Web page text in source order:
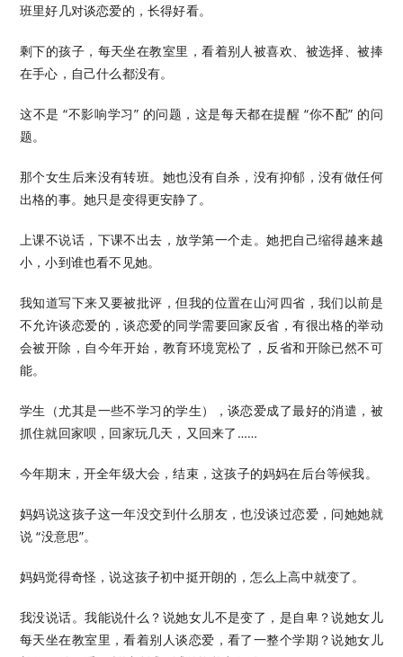
班里好几对谈恋爱的，长得好看。
剩下的孩子，每天坐在教室里，看着别人被喜欢、被选择、被捧
在手心，自己什么都没有。
这不是 “不影响学习” 的问题，这是每天都在提醒 “你不配” 的问
题。
那个女生后来没有转班。她也没有自杀，没有抑郁，没有做任何
出格的事。她只是变得更安静了。
上课不说话，下课不出去，放学第一个走。她把自己缩得越来越
小，小到谁也看不见她。
我知道写下来又要被批评，但我的位置在山河四省，我们以前是
不允许谈恋爱的，谈恋爱的同学需要回家反省，有很出格的举动
会被开除，自今年开始，教育环境宽松了，反省和开除已然不可
能。
学生（尤其是一些不学习的学生），谈恋爱成了最好的消遣，被
抓住就回家呗，回家玩几天，又回来了……
今年期末，开全年级大会，结束，这孩子的妈妈在后台等候我。
妈妈说这孩子这一年没交到什么朋友，也没谈过恋爱，问她她就
说 “没意思”。
妈妈觉得奇怪，说这孩子初中挺开朗的，怎么上高中就变了。
我没说话。我能说什么？说她女儿不是变了，是自卑？说她女儿
每天坐在教室里，看着别人谈恋爱，看了一整个学期？说她女儿